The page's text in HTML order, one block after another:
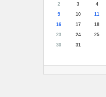
2
3 4
9
10 11
16
17 18
23
24 25
30
31